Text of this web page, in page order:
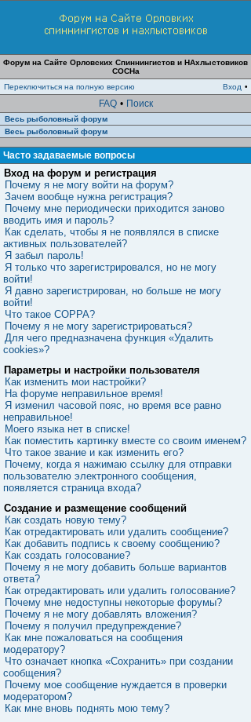
Форум на Сайте Орловских Спиннингистов и НАхлыстовиков
СОСНа
Переключиться на полную версию
Вход •
FAQ • Поиск
Весь рыболовный форум
Весь рыболовный форум
Часто задаваемые вопросы
Вход на форум и регистрация
Почему я не могу войти на форум?
Зачем вообще нужна регистрация?
Почему мне периодически приходится заново
вводить имя и пароль?
Как сделать, чтобы я не появлялся в списке
активных пользователей?
Я забыл пароль!
Я только что зарегистрировался, но не могу
войти!
Я давно зарегистрирован, но больше не могу
войти!
Что такое COPPA?
Почему я не могу зарегистрироваться?
Для чего предназначена функция «Удалить
cookies»?
Параметры и настройки пользователя
Как изменить мои настройки?
На форуме неправильное время!
Я изменил часовой пояс, но время все равно
неправильное!
Моего языка нет в списке!
Как поместить картинку вместе со своим именем?
Что такое звание и как изменить его?
Почему, когда я нажимаю ссылку для отправки
пользователю электронного сообщения,
появляется страница входа?
Создание и размещение сообщений
Как создать новую тему?
Как отредактировать или удалить сообщение?
Как добавить подпись к своему сообщению?
Как создать голосование?
Почему я не могу добавить больше вариантов
ответа?
Как отредактировать или удалить голосование?
Почему мне недоступны некоторые форумы?
Почему я не могу добавлять вложения?
Почему я получил предупреждение?
Как мне пожаловаться на сообщения
модератору?
Что означает кнопка «Сохранить» при создании
сообщения?
Почему мое сообщение нуждается в проверки
модератором?
Как мне вновь поднять мою тему?